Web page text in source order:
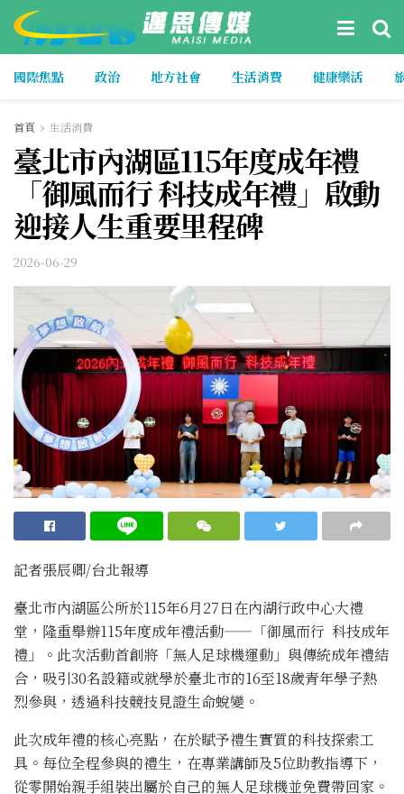
國際焦點 政治 地方社會 生活消費 健康樂活
首頁 生活消費
臺北市內湖區115年度成年禮
「御風而行 科技成年禮」啟動
迎接人生重要里程碑
2026-06-29
記者張辰卿/台北報導
臺北市內湖區公所於115年6月27日在內湖行政中心大禮
堂，隆重舉辦115年度成年禮活動——「御風而行 科技成年
禮」。此次活動首創將「無人足球機運動」與傳統成年禮結
合，吸引30名設籍或就學於臺北市的16至18歲青年學子熱
烈參與，透過科技競技見證生命蛻變。
此次成年禮的核心亮點，在於賦予禮生實質的科技探索工
具。每位全程參與的禮生，在專業講師及5位助教指導下，
從零開始親手組裝出屬於自己的無人足球機並免費帶回家。